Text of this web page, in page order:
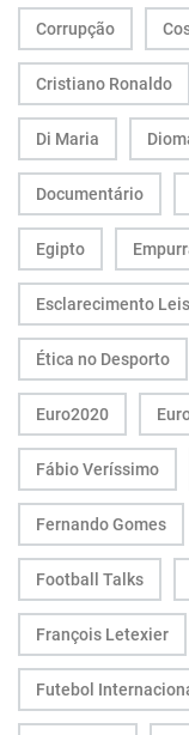
Corrupção
Cristiano Ronaldo
Di Maria
Documentário
Egipto
Esclarecimento
Ética no Desporto
Euro2020
Fábio Veríssimo
Fernando Gomes
Football Talks
François Letexier
Futebol